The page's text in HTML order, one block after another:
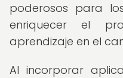
poderosos para
enriquecer el
aprendizaje en el
Al incorporar